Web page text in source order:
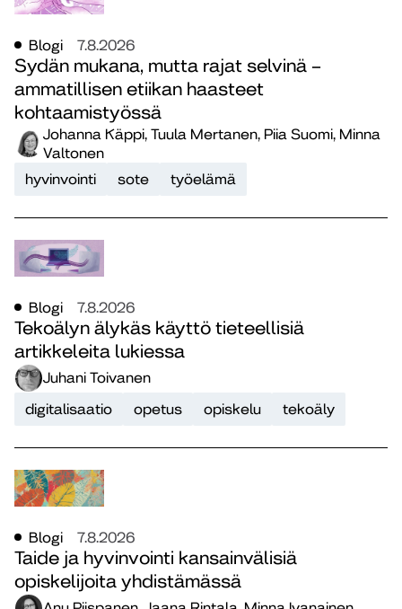
Blogi 7.8.2026
Sydän mukana, mutta rajat selvinä –
ammatillisen etiikan haasteet
kohtaamistyössä
Johanna Käppi, Tuula Mertanen, Piia Suomi, Minna
Valtonen
hyvinvointi
sote työelämä
Blogi 7.8.2026
Tekoälyn älykäs käyttö tieteellisiä
artikkeleita lukiessa
Juhani Toivanen
digitalisaatio
opetus opiskelu tekoäly
Blogi 7.8.2026
Taide ja hyvinvointi kansainvälisiä
opiskelijoita yhdistämässä